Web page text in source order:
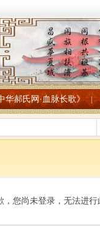
华郝氏网·血脉长歌》
，您尚未登录，无法进行